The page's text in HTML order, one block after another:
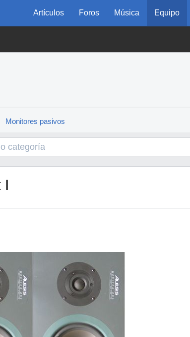
Artículos Foros Música Equipo
Monitores pasivos
I